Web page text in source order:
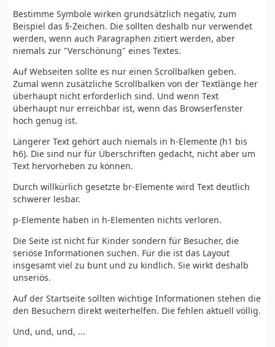
Bestimme Symbole wirken grundsätzlich negativ, zum
Beispiel das §-Zeichen. Die sollten deshalb nur verwendet
werden, wenn auch Paragraphen zitiert werden, aber
niemals zur "Verschönung" eines Textes.
Auf Webseiten sollte es nur einen Scrollbalken geben.
Zumal wenn zusätzliche Scrollbalken von der Textlänge her
überhaupt nicht erforderlich sind. Und wenn Text
überhaupt nur erreichbar ist, wenn das Browserfenster
hoch genug ist.
Längerer Text gehört auch niemals in h-Elemente (h1 bis
h6). Die sind nur für Überschriften gedacht, nicht aber um
Text hervorheben zu können.
Durch willkürlich gesetzte br-Elemente wird Text deutlich
schwerer lesbar.
p-Elemente haben in h-Elementen nichts verloren.
Die Seite ist nicht für Kinder sondern für Besucher, die
seriöse Informationen suchen. Für die ist das Layout
insgesamt viel zu bunt und zu kindlich. Sie wirkt deshalb
unseriös.
Auf der Startseite sollten wichtige Informationen stehen die
den Besuchern direkt weiterhelfen. Die fehlen aktuell völlig.
Und, und, und, ...